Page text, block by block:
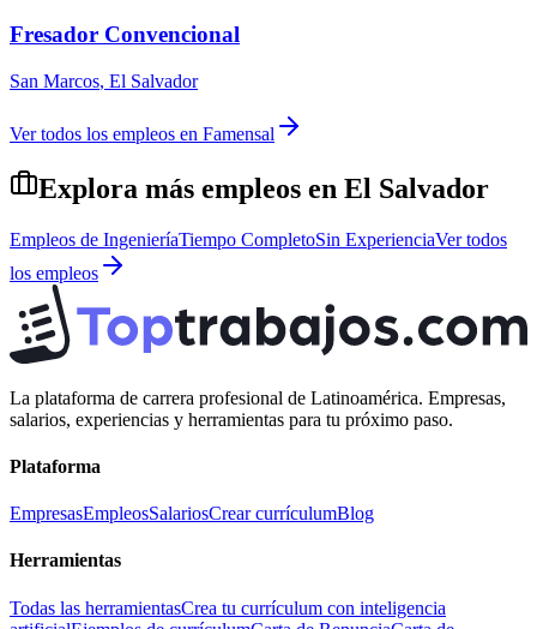
Fresador Convencional
San Marcos, El Salvador
Ver todos los empleos en Famensal
Explora más empleos en El Salvador
Empleos de IngenieríaTiempo CompletoSin ExperienciaVer todos
los empleos
La plataforma de carrera profesional de Latinoamérica. Empresas,
salarios, experiencias y herramientas para tu próximo paso.
Plataforma
EmpresasEmpleosSalariosCrear currículumBlog
Herramientas
Todas las herramientasCrea tu currículum con inteligencia